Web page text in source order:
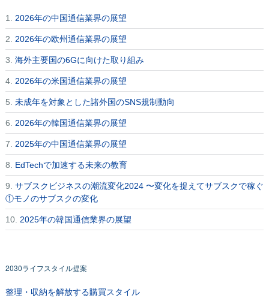
1. 2026年の中国通信業界の展望
2. 2026年の欧州通信業界の展望
3. 海外主要国の6Gに向けた取り組み
4. 2026年の米国通信業界の展望
5. 未成年を対象とした諸外国のSNS規制動向
6. 2026年の韓国通信業界の展望
7. 2025年の中国通信業界の展望
8. EdTechで加速する未来の教育
9. サブスクビジネスの潮流変化2024 〜変化を捉えてサブスクで稼ぐ
①モノのサブスクの変化
10. 2025年の韓国通信業界の展望
2030ライフスタイル提案
整理・収納を解放する購買スタイル